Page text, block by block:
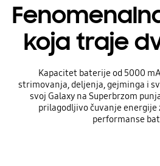
koja traje
Kapacitet baterije od 5000
strimovanja, deljenja, gejminga i
svoj Galaxy na Superbrzom
prilagodljivo čuvanje energije
performanse